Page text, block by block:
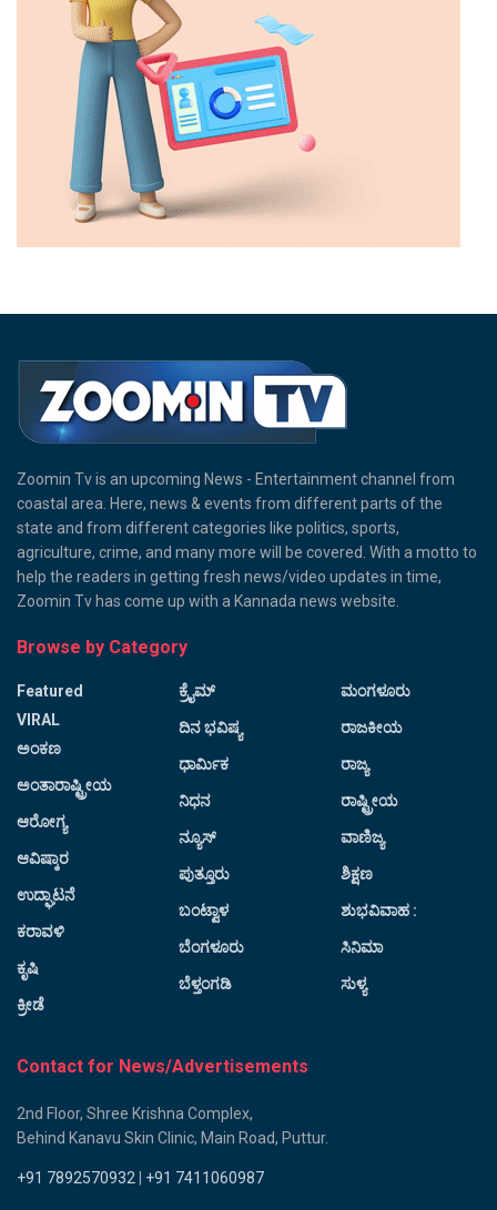
Zoomin Tv is an upcoming News - Entertainment channel from
coastal area. Here, news & events from different parts of the
state and from different categories like politics, sports,
agriculture, crime, and many more will be covered. With a motto to
help the readers in getting fresh news/video updates in time,
Zoomin Tv has come up with a Kannada news website.
Browse by Category
Featured
VIRAL
ಅಂಕಣ
ಅಂತಾರಾಷ್ಟ್ರೀಯ
ಆರೋಗ್ಯ
ಆವಿಷ್ಕಾರ
ಉದ್ಘಾಟನೆ
ಕರಾವಳಿ
ಕೃಷಿ
ಕ್ರೀಡೆ
ಕ್ರೈಮ್
ದಿನ ಭವಿಷ್ಯ
ಧಾರ್ಮಿಕ
ನಿಧನ
ನ್ಯೂಸ್
ಪುತ್ತೂರು
ಬಂಟ್ವಾಳ
ಬೆಂಗಳೂರು
ಬೆಳ್ತಂಗಡಿ
ಮಂಗಳೂರು
ರಾಜಕೀಯ
ರಾಜ್ಯ
ರಾಷ್ಟ್ರೀಯ
ವಾಣಿಜ್ಯ
ಶಿಕ್ಷಣ
ಶುಭವಿವಾಹ :
ಸಿನಿಮಾ
ಸುಳ್ಯ
Contact for News/Advertisements
2nd Floor, Shree Krishna Complex,
Behind Kanavu Skin Clinic, Main Road, Puttur.
+91 7892570932 +91 7411060987